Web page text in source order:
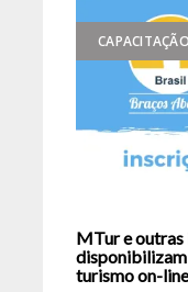
MTur e outras
disponibilizam
turismo on-line